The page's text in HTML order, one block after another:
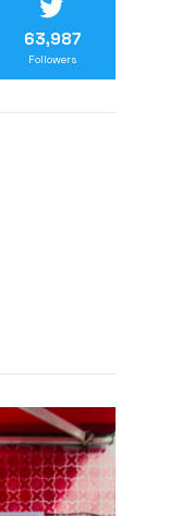
63,987
Followers